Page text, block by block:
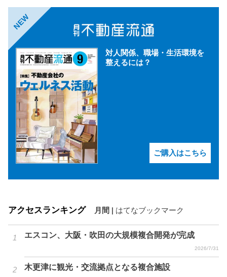
NEW
対人関係、職場・生活環境を
整えるには？
ご購入はこちら
アクセスランキング 月間 はてなブックマーク
エスコン、大阪・吹田の大規模複合開発が完成
2026/7/31
木更津に観光・交流拠点となる複合施設